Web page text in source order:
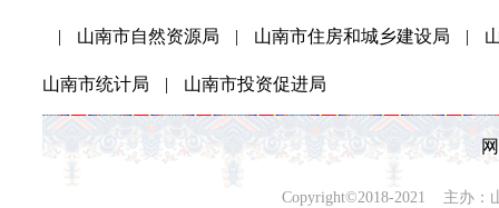
山南市自然资源局 山南市住房和城乡建设局
山南市统计局 山南市投资促进局
Copyright©2018-2021 主办：